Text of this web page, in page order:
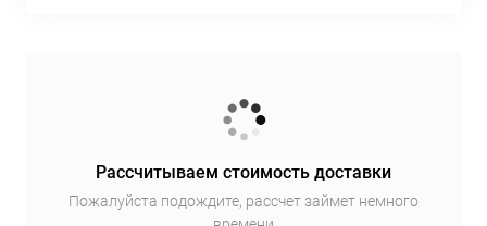
Рассчитываем стоимость доставки
Пожалуйста подождите, рассчет займет немного